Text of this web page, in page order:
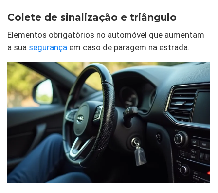
Colete de sinalização e triângulo
Elementos obrigatórios no automóvel que aumentam
a sua segurança em caso de paragem na estrada.